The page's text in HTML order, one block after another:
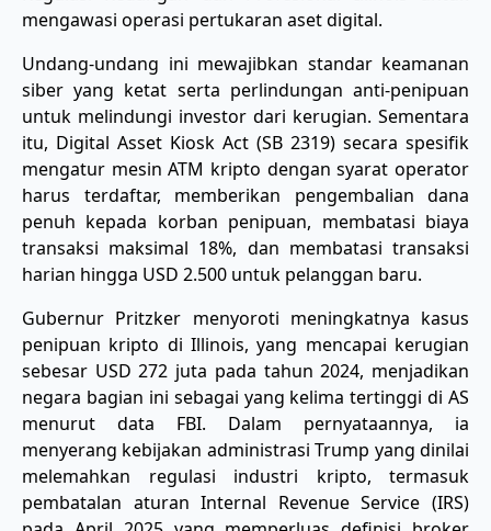
mengawasi operasi pertukaran aset digital.
Undang-undang ini mewajibkan standar keamanan
siber yang ketat serta perlindungan anti-penipuan
untuk melindungi investor dari kerugian. Sementara
itu, Digital Asset Kiosk Act (SB 2319) secara spesifik
mengatur mesin ATM kripto dengan syarat operator
harus terdaftar, memberikan pengembalian dana
penuh kepada korban penipuan, membatasi biaya
transaksi maksimal 18%, dan membatasi transaksi
harian hingga USD 2.500 untuk pelanggan baru.
Gubernur Pritzker menyoroti meningkatnya kasus
penipuan kripto di Illinois, yang mencapai kerugian
sebesar USD 272 juta pada tahun 2024, menjadikan
negara bagian ini sebagai yang kelima tertinggi di AS
menurut data FBI. Dalam pernyataannya, ia
menyerang kebijakan administrasi Trump yang dinilai
melemahkan regulasi industri kripto, termasuk
pembatalan aturan Internal Revenue Service (IRS)